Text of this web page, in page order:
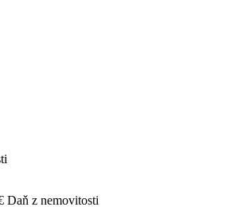
Daň z nemovitosti